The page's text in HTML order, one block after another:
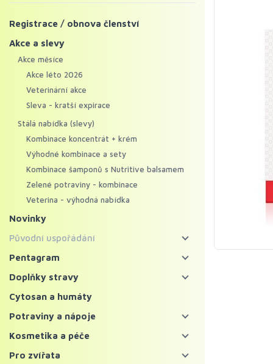
Registrace / obnova členství
Akce a slevy
Akce měsíce
Akce léto 2026
Veterinární akce
Sleva - kratší expirace
Stálá nabídka (slevy)
Kombinace koncentrát + krém
Výhodné kombinace a sety
Kombinace šamponů s Nutritive balsamem
Zelené potraviny - kombinace
Veterina - výhodná nabídka
Novinky
Původní uspořádání
Energy food
Pentagram - bylinné koncentráty
Pentagram
Koncentráty
Krémy
Doplňky stravy
Bylinné koncentráty
Probiotika a trávení
Cytosan a humáty
Potraviny a nápoje
Zelené potraviny
Bylinné čaje a nápoje
Kosmetika a péče
Pleť
Pro zvířata